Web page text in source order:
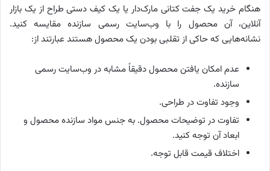
هنگام خرید یک جفت کتانی مارک‌دار یا یک کیف دستی طراح از یک بازار
آنلاین، آن محصول را با وب‌سایت رسمی سازنده مقایسه کنید.
نشانه‌هایی که حاکی از تقلبی بودن یک محصول هستند عبارتند از:
عدم امکان یافتن محصول دقیقاً مشابه در وب‌سایت رسمی
سازنده.
وجود تفاوت در طراحی.
تفاوت در توضیحات محصول. به جنس مواد سازنده محصول و
ابعاد آن توجه کنید.
اختلاف قیمت قابل توجه.